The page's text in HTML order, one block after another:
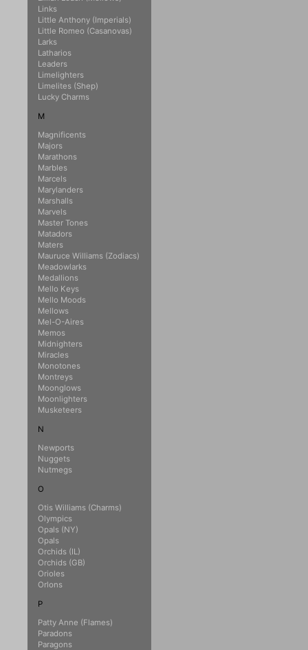
Links
Little Anthony (Imperials)
Little Romeo (Casanovas)
Larks
Latharios
Leaders
Limelighters
Limelites (Shep)
Lucky Charms
M
Magnificents
Majors
Marathons
Marbles
Marcels
Marylanders
Marshalls
Marvels
Master Tones
Matadors
Maters
Mauruce Williams (Zodiacs)
Meadowlarks
Medallions
Mello Keys
Mello Moods
Mellows
Mel-O-Aires
Memos
Midnighters
Miracles
Monotones
Montreys
Moonglows
Moonlighters
Musketeers
N
Newports
Nuggets
Nutmegs
O
Otis Williams (Charms)
Olympics
Opals (NY)
Opals
Orchids (IL)
Orchids (GB)
Orioles
Orlons
P
Patty Anne (Flames)
Paradons
Paragons